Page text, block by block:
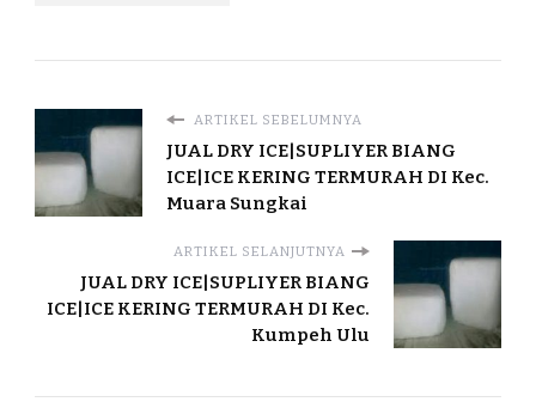
ARTIKEL SEBELUMNYA
JUAL DRY ICE|SUPLIYER BIANG
ICE|ICE KERING TERMURAH DI Kec.
Muara Sungkai
ARTIKEL SELANJUTNYA
JUAL DRY ICE|SUPLIYER BIANG
ICE|ICE KERING TERMURAH DI Kec.
Kumpeh Ulu